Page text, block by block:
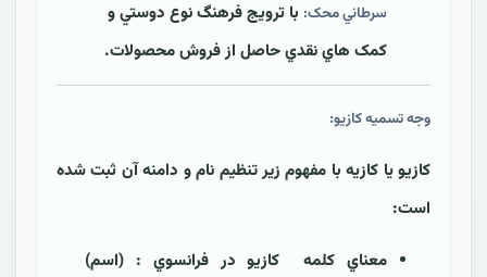
سرطاني محک: با ترويج فرهنگ نوع دوستي و
کمک هاي نقدي حاصل از فروش محصولات.
وجه تسمیه کازيو:
کازيو يا کازيه با مفهوم زير تنظيم نام و دامنه آن ثبت شده
است:
معناي کلمه کازيو در فرانسوي : (اسم)